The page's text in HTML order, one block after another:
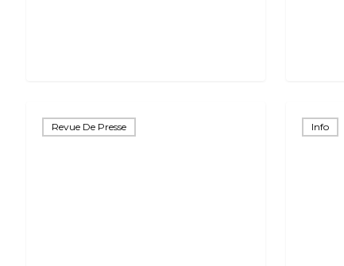
dansRevue De Presse
réimprime!
Info